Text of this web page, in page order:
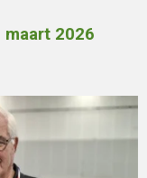
maart 2026